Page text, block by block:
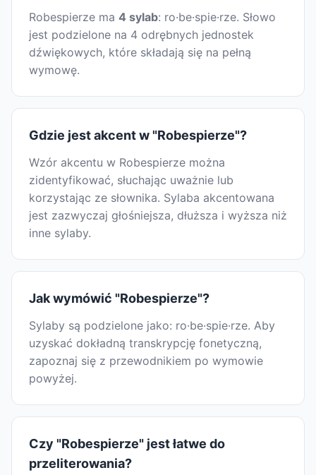
Robespierze ma 4 sylab: ro·be·spie·rze. Słowo
jest podzielone na 4 odrębnych jednostek
dźwiękowych, które składają się na pełną
wymowę.
Gdzie jest akcent w "Robespierze"?
Wzór akcentu w Robespierze można
zidentyfikować, słuchając uważnie lub
korzystając ze słownika. Sylaba akcentowana
jest zazwyczaj głośniejsza, dłuższa i wyższa niż
inne sylaby.
Jak wymówić "Robespierze"?
Sylaby są podzielone jako: ro·be·spie·rze. Aby
uzyskać dokładną transkrypcję fonetyczną,
zapoznaj się z przewodnikiem po wymowie
powyżej.
Czy "Robespierze" jest łatwe do
przeliterowania?